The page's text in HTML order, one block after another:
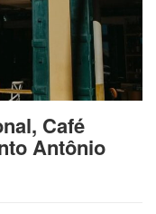
Café
Antônio